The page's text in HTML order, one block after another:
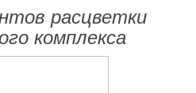
расцветки
комплекса